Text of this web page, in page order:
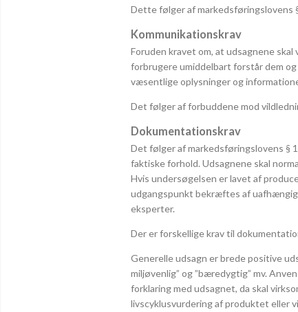
Dette følger af markedsføringslovens
Kommunikationskrav
Foruden kravet om, at udsagnene
forbrugere umiddelbart forstår dem
væsentlige oplysninger og
Det følger af forbuddene mod
Dokumentationskrav
Det følger af markedsføringslovens §
faktiske forhold. Udsagnene skal
Hvis undersøgelsen er lavet af
udgangspunkt bekræftes af
eksperter.
Der er forskellige krav til
Generelle udsagn er brede positive
miljøvenlig” og ”bæredygtig” mv.
forklaring med udsagnet, da skal
livscyklusvurdering af produktet eller